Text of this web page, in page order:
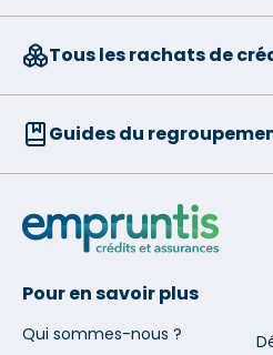
Tous les rachats de
Guides du
Pour en savoir plus
Qui sommes-nous ?